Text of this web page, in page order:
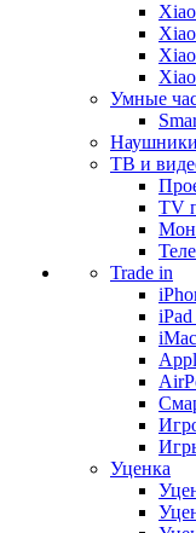
Умные
Наушники
ТВ и
TV
Trade in
Уценка